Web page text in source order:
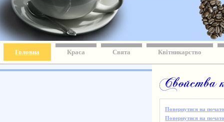
Головна Краса Свята Квітникарство
Повернутися на
Повернутися на